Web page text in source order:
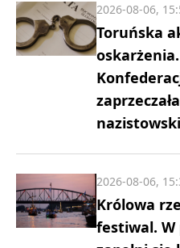
Toruńska
oskarżenia.
2026-08-06,
Królowa
festiwal. W
2026-08-06,